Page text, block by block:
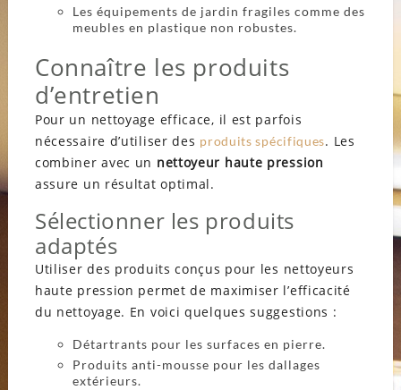
Les équipements de jardin fragiles comme des
meubles en plastique non robustes.
Connaître les produits
d’entretien
Pour un nettoyage efficace, il est parfois
nécessaire d’utiliser des produits spécifiques. Les
combiner avec un nettoyeur haute pression
assure un résultat optimal.
Sélectionner les produits
adaptés
Utiliser des produits conçus pour les nettoyeurs
haute pression permet de maximiser l’efficacité
du nettoyage. En voici quelques suggestions :
Détartrants pour les surfaces en pierre.
Produits anti-mousse pour les dallages
extérieurs.